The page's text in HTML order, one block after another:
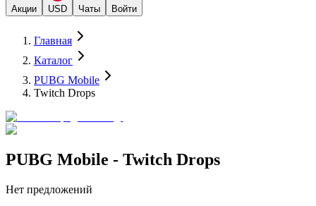
Акции USD Чаты Войти
Главная
Каталог
PUBG Mobile
Twitch Drops
PUBG Mobile - Twitch Drops
Нет предложений